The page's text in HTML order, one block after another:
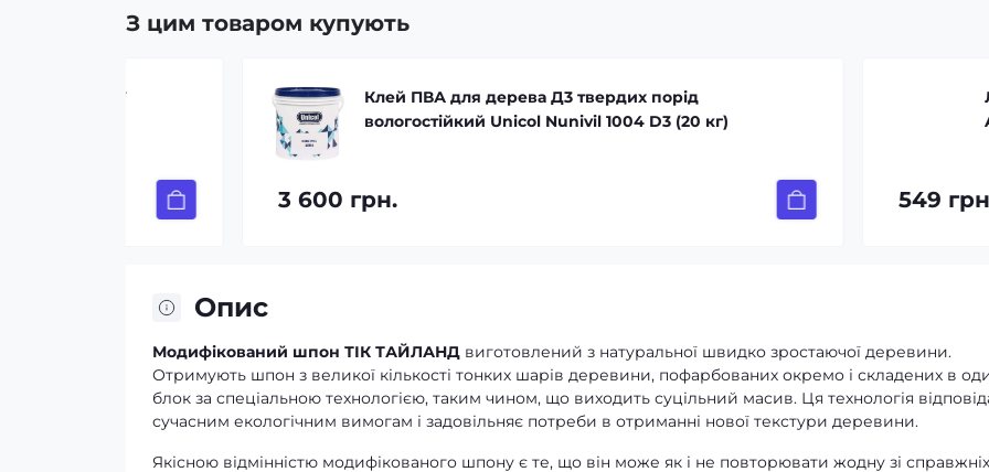
З цим товаром купують
Клей ПВА для дерева Д3 твердих порід
вологостійкий Unicol Nunivil 1004 D3 (20 кг)
3 600 грн.
Лак
Acrystone UV
549 грн.
Опис
Модифікований шпон ТІК ТАЙЛАНД виготовлений з натуральної швидко зростаючої деревини.
Отримують шпон з великої кількості тонких шарів деревини, пофарбованих окремо і складених в
блок за спеціальною технологією, таким чином, що виходить суцільний масив. Ця технологія
сучасним екологічним вимогам і задовільняє потреби в отриманні нової текстури деревини.
Якісною відмінністю модифікованого шпону є те, що він може як і не повторювати жодну зі справжніх